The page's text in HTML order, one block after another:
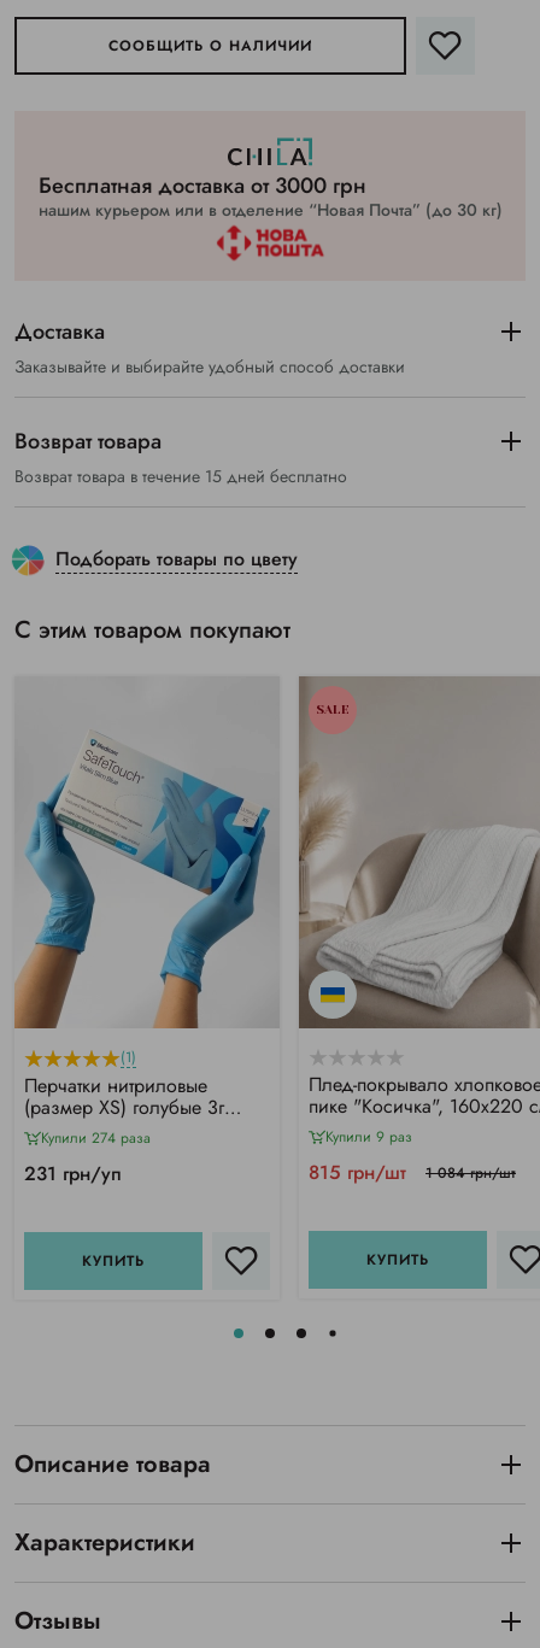
СООБЩИТЬ О НАЛИЧИИ
Бесплатная доставка от 3000 грн
нашим курьером или в отделение “Новая Почта” (до 30 кг)
Доставка
Заказывайте и выбирайте удобный способ доставки
Возврат товара
Возврат товара в течение 15 дней бесплатно
Подборать товары по цвету
С этим товаром покупают
(1)
Перчатки нитриловые
(размер XS) голубые 3г
Medicom Vitals SB, 100 шт
Купили 274 раза
231 грн/уп
КУПИТЬ
SALE
Плед-покрывало
пике "Косичка", 160х220
Купили 9 раз
815 грн/шт 1 084 грн/шт
КУПИТЬ
Описание товара
Характеристики
Отзывы